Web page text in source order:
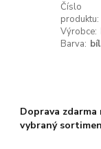
Číslo
produktu:
Výrobce:
Barva:
Doprava zdarma
vybraný